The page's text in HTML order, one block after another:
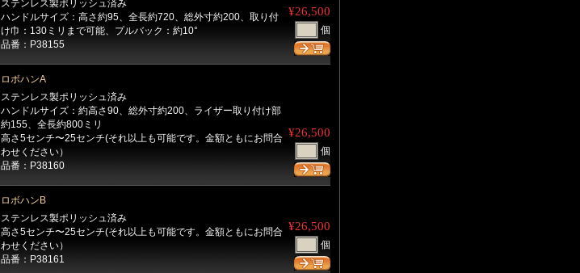
ステンレス製ポリッシュ済み
ハンドルサイズ：高さ約95、全長約720、総外寸約200、取り付
け巾：130ミリまで可能、プルバック：約10°
品番：P38155
¥26,500
個
ロボハンA
ステンレス製ポリッシュ済み
ハンドルサイズ：約高さ90、総外寸約200、ライザー取り付け部
約155、全長約800ミリ
高さ5センチ〜25センチ(それ以上も可能です。金額ともにお問合
わせください）
品番：P38160
¥26,500
個
ロボハンB
ステンレス製ポリッシュ済み
高さ5センチ〜25センチ(それ以上も可能です。金額ともにお問合
わせください）
品番：P38161
¥26,500
個